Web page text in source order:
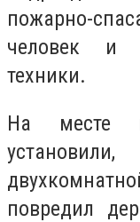
пожарно-
человек и
техники.
На месте
повредил